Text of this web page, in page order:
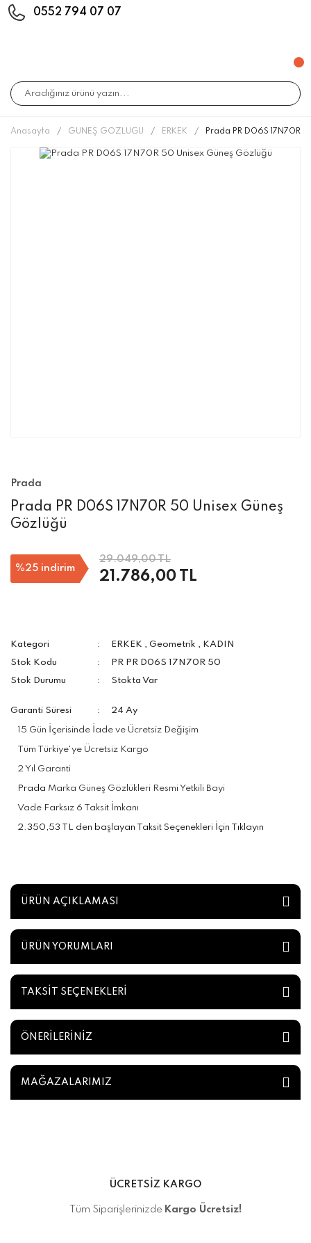
0552 794 07 07
Anasayfa GÜNEŞ GÖZLÜĞÜ ERKEK Prada PR D06S 17N70R
Prada
Prada PR D06S 17N70R 50 Unisex Güneş
Gözlüğü
%25 indirim
29.049,00 TL
21.786,00 TL
Kategori ERKEK ,Geometrik , KADIN
Stok Kodu
PR PR D06S 17N70R 50
Stok Durumu
Stokta Var
Garanti Süresi 24 Ay
15 Gün İçerisinde İade ve Ücretsiz Değişim
Tüm Türkiye'ye Ücretsiz Kargo
2 Yıl Garanti
Prada Marka Güneş Gözlükleri Resmi Yetkili Bayi
Vade Farksız 6 Taksit İmkanı
2.350,53 TL den başlayan Taksit Seçenekleri İçin Tıklayın
ÜRÜN AÇIKLAMASI
ÜRÜN YORUMLARI
TAKSİT SEÇENEKLERİ
ÖNERİLERİNİZ
MAĞAZALARIMIZ
ÜCRETSİZ KARGO
Tüm Siparişlerinizde Kargo Ücretsiz!